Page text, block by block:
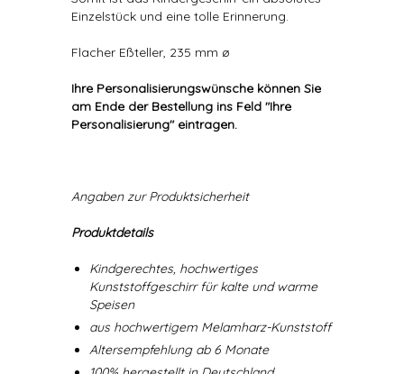
Einzelstück und eine tolle Erinnerung.
Flacher Eßteller, 235 mm ø
Ihre Personalisierungswünsche können Sie
am Ende der Bestellung ins Feld "Ihre
Personalisierung" eintragen.
Angaben zur Produktsicherheit
Produktdetails
Kindgerechtes, hochwertiges
Kunststoffgeschirr für kalte und warme
Speisen
aus hochwertigem Melamharz-Kunststoff
Altersempfehlung ab 6 Monate